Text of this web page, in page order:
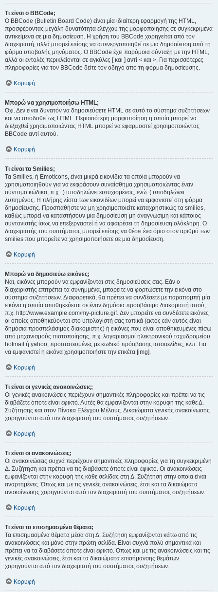
Τι είναι ο BBCode;
Ο BBCode (Bulletin Board Code) είναι μία ιδιαίτερη εφαρμογή της HTML,
προσφέροντας μεγάλη δυνατότητα ελέγχου της μορφοποίησης σε συγκεκριμένα
αντικείμενα σε μια δημοσίευση. Η χρήση του BBCode χορηγείται από τον
διαχειριστή, αλλά μπορεί επίσης να απενεργοποιηθεί σε μια δημοσίευση από τη
φόρμα υποβολής μηνύματος. Ο BBCode έχει παρόμοια σύνταξη με την HTML,
αλλά οι εντολές περικλείονται σε αγκύλες [ και ] αντί < και >. Για περισσότερες
πληροφορίες για τον BBCode δείτε τον οδηγό από τη φόρμα δημοσίευσης.
Κορυφή
Μπορώ να χρησιμοποιήσω HTML;
Όχι. Δεν είναι δυνατόν να δημοσιεύσετε HTML σε αυτό το σύστημα συζητήσεων
και να αποδοθεί ως HTML. Περισσότερη μορφοποίηση η οποία μπορεί να
διεξαχθεί χρησιμοποιώντας HTML μπορεί να εφαρμοστεί χρησιμοποιώντας
BBCode αντί αυτού.
Κορυφή
Τι είναι τα Smilies;
Τα Smilies, ή Emoticons, είναι μικρά εικονίδια τα οποία μπορούν να
χρησιμοποιηθούν για να εκφράσουν συναίσθημα χρησιμοποιώντας έναν
σύντομο κώδικα, π.χ. :) υποδηλώνει ευτυχισμένος, ενώ :( υποδηλώνει
λυπημένος. Η πλήρης λίστα των εικονιδίων μπορεί να εμφανιστεί στη φόρμα
δημοσίευσης. Προσπαθήστε να μη χρησιμοποιείτε καταχρηστικώς τα smilies,
καθώς μπορεί να καταστήσουν μια δημοσίευση μη αναγνώσιμη και κάποιος
συντονιστής ίσως να επεξεργαστεί ή να αφαιρέσει τη δημοσίευση ολόκληρη. Ο
διαχειριστής του συστήματος μπορεί επίσης να θέσει ένα όριο στον αριθμό των
smilies που μπορείτε να χρησιμοποιήσετε σε μια δημοσίευση.
Κορυφή
Μπορώ να δημοσιεύω εικόνες;
Ναι, εικόνες μπορούν να εμφανίζονται στις δημοσιεύσεις σας. Εάν ο
διαχειριστής επιτρέπει τα συνημμένα, μπορείτε να φορτώσετε την εικόνα στο
σύστημα συζητήσεων. Διαφορετικά, θα πρέπει να συνδέσετε με παραπομπή μία
εικόνα η οποία αποθηκεύεται σε έναν δημόσια προσβάσιμο διακομιστή ιστού,
π.χ. http://www.example.com/my-picture.gif. Δεν μπορείτε να συνδέσετε εικόνες
οι οποίες αποθηκεύονται στο υπολογιστή σας τοπικά (εκτός εάν αυτός είναι
δημόσια προσπελάσιμος διακομιστής) ή εικόνες που είναι αποθηκευμένες πίσω
από μηχανισμούς πιστοποίησης, π.χ. λογαριασμοί ηλεκτρονικού ταχυδρομείου
hotmail ή yahoo, προστατευμένες με κωδικό πρόσβασης ιστοσελίδες, κλπ. Για
να εμφανιστεί η εικόνα χρησιμοποιήστε την ετικέτα [img].
Κορυφή
Τι είναι οι γενικές ανακοινώσεις;
Οι γενικές ανακοινώσεις περιέχουν σημαντικές πληροφορίες και πρέπει να τις
διαβάζετε όποτε είναι εφικτό. Αυτές θα εμφανίζονται στην κορυφή της κάθε Δ.
Συζήτησης και στον Πίνακα Ελέγχου Μέλους. Δικαιώματα γενικής ανακοίνωσης
χορηγούνται από τον διαχειριστή του συστήματος συζητήσεων.
Κορυφή
Τι είναι οι ανακοινώσεις;
Οι ανακοινώσεις συχνά περιέχουν σημαντικές πληροφορίες για τη συγκεκριμένη
Δ. Συζήτηση και πρέπει να τις διαβάσετε όποτε είναι εφικτό. Οι ανακοινώσεις
εμφανίζονται στην κορυφή της κάθε σελίδας στη Δ. Συζήτηση στην οποία είναι
αναρτημένες. Όπως και με τις γενικές ανακοινώσεις, έτσι και τα δικαιώματα
ανακοίνωσης χορηγούνται από τον διαχειριστή του συστήματος συζητήσεων.
Κορυφή
Τι είναι τα επισημασμένα θέματα;
Τα επισημασμένα θέματα μέσα στη Δ. Συζήτηση εμφανίζονται κάτω από τις
ανακοινώσεις και μόνο στην πρώτη σελίδα. Είναι συχνά πολύ σημαντικά και
πρέπει να τα διαβάσετε όποτε είναι εφικτό. Όπως και με τις ανακοινώσεις και τις
γενικές ανακοινώσεις, έτσι και τα δικαιώματα επισήμανσης θεμάτων
χορηγούνται από τον διαχειριστή του συστήματος συζητήσεων.
Κορυφή